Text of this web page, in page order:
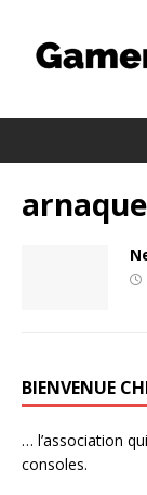
arnaque
BIENVENUE
… l’association
consoles.